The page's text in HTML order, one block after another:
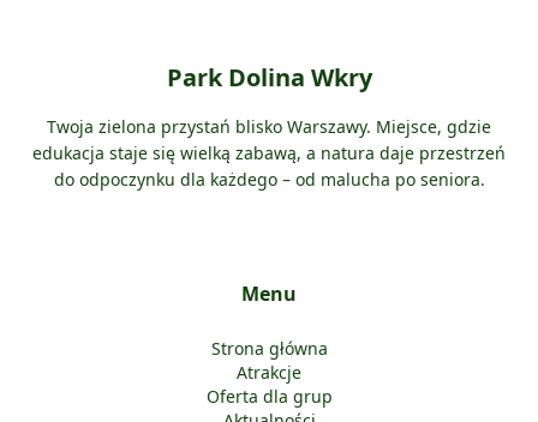
Park Dolina Wkry
Twoja zielona przystań blisko Warszawy. Miejsce, gdzie
edukacja staje się wielką zabawą, a natura daje przestrzeń
do odpoczynku dla każdego – od malucha po seniora.
Menu
Strona główna
Atrakcje
Oferta dla grup